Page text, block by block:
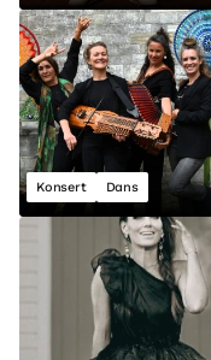
Konsert Dans